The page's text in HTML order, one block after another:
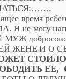
время
Я не могу
МУЖ
ЖЕНЕ И О
ЕЕ,